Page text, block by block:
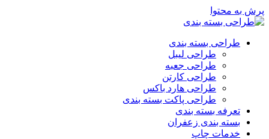
پرش به محتوا
طراحی بسته بندی
طراحی لیبل
طراحی جعبه
طراحی کارتن
طراحی هارد باکس
طراحی پاکت بسته بندی
تعرفه بسته بندی
بسته بندی زعفران
خدمات چاپ